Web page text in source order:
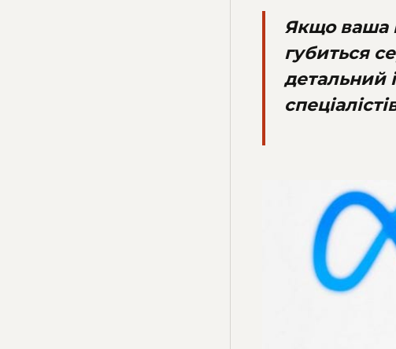
Якщо ваша
губиться
детальний